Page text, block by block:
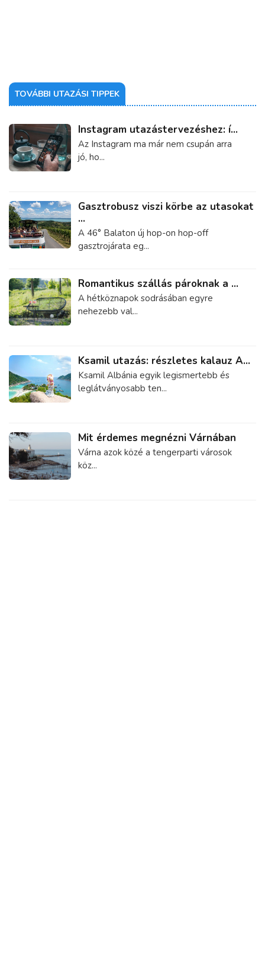
TOVÁBBI UTAZÁSI TIPPEK
Instagram utazástervezéshez: í...
Az Instagram ma már nem csupán arra
jó, ho...
Gasztrobusz viszi körbe az utasokat
...
A 46° Balaton új hop-on hop-off
gasztrojárata eg...
Romantikus szállás pároknak a ...
A hétköznapok sodrásában egyre
nehezebb val...
Ksamil utazás: részletes kalauz A...
Ksamil Albánia egyik legismertebb és
leglátványosabb ten...
Mit érdemes megnézni Várnában
Várna azok közé a tengerparti városok
köz...